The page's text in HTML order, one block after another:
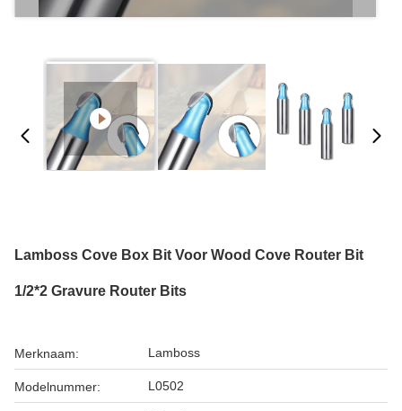
Lamboss Cove Box Bit Voor Wood Cove Router Bit
1/2*2 Gravure Router Bits
Merknaam: Lamboss
Modelnummer: L0502